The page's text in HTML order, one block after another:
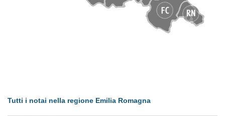
Tutti i notai nella regione Emilia Romagna